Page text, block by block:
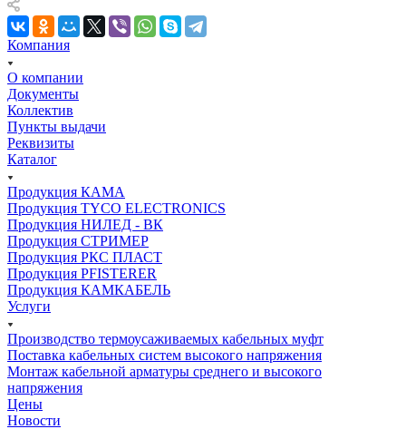
Компания
О компании
Документы
Коллектив
Пункты выдачи
Реквизиты
Каталог
Продукция КАМА
Продукция TYCO ELECTRONICS
Продукция НИЛЕД - ВК
Продукция СТРИМЕР
Продукция РКС ПЛАСТ
Продукция PFISTERER
Продукция КАМКАБЕЛЬ
Услуги
Производство термоусаживаемых кабельных муфт
Поставка кабельных систем высокого напряжения
Монтаж кабельной арматуры среднего и высокого
напряжения
Цены
Новости